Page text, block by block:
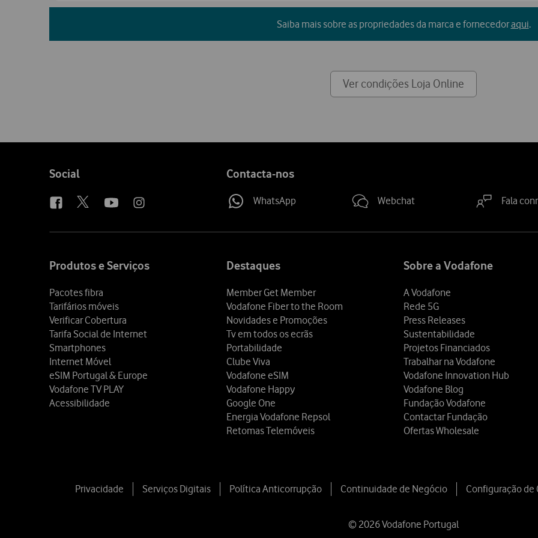
Saiba mais sobre as propriedades da marca e fornecedoraqui.
Ver condições Loja Online
Follow
Social Contacta-nos
WhatsApp Webchat Fala
Produtos e Serviços
Pacotes fibra
Tarifários móveis
Verificar Cobertura
Tarifa Social de Internet
Smartphones
Internet Móvel
eSIM Portugal & Europe
Vodafone TV PLAY
Acessibilidade
Destaques
Member Get Member
Vodafone Fiber to the Room
Novidades e Promoções
Tv em todos os ecrãs
Portabilidade
Clube Viva
Vodafone eSIM
Vodafone Happy
Google One
Energia Vodafone Repsol
Retomas Telemóveis
Sobre a Vodafone
A Vodafone
Rede 5G
Press Releases
Sustentabilidade
Projetos Financiados
Trabalhar na Vodafone
Vodafone Innovation Hub
Vodafone Blog
Fundação Vodafone
Contactar Fundação
Ofertas Wholesale
Privacidade Serviços Digitais Política Anticorrupção Continuidade de Negócio Configuração de
© 2026 Vodafone Portugal